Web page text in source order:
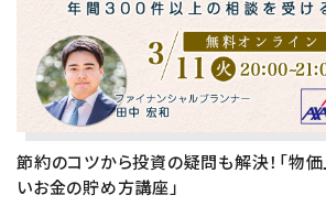
節約のコツから投資の疑問も解決！「物
いお金の貯め方講座」